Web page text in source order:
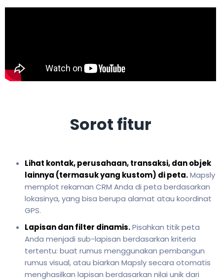
Sorot fitur
Lihat kontak, perusahaan, transaksi, dan objek
lainnya (termasuk yang kustom) di peta.Mapsly
memplot rekaman CRM Anda di peta berdasarkan
lokasinya, yang bisa berupa alamat atau koordinat
GPS.
Lapisan dan filter dinamis.Pisahkan titik peta
Anda menjadi sub-lapisan berdasarkan kriteria
tertentu: buat rumus menggunakan pembangun
rumus visual, atau biarkan Mapsly secara otomatis
menghasilkan lapisan berdasarkan nilai unik dari